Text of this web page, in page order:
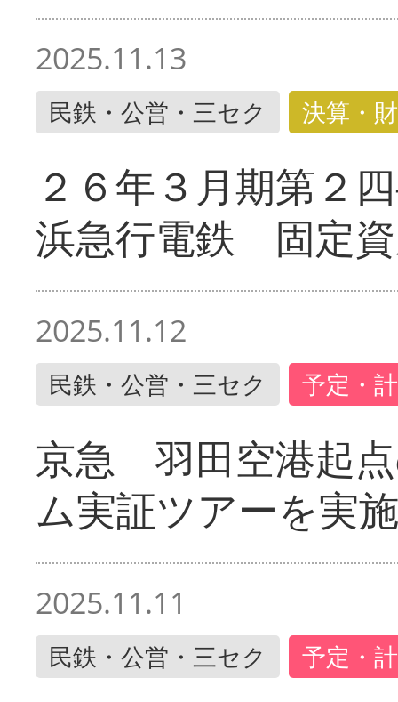
2025.11.13
民鉄・公営・三セク 決算・
２６年３月期第２
浜急行電鉄 固定
2025.11.12
民鉄・公営・三セク 予定・
京急 羽田空港起
ム実証ツアーを実施
2025.11.11
民鉄・公営・三セク 予定・